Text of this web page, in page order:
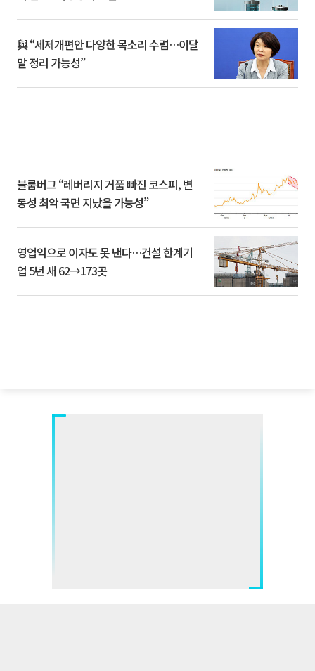
與 “세제개편안 다양한 목소리 수렴…이달
말 정리 가능성”
블룸버그 “레버리지 거품 빠진 코스피, 변
동성 최악 국면 지났을 가능성”
영업익으로 이자도 못 낸다…건설 한계기
업 5년 새 62→173곳